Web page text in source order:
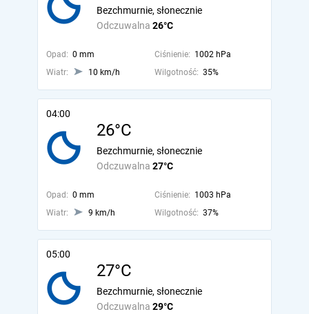
Odczuwalna 26°C
Bezchmurnie, słonecznie
Opad: 0 mm Ciśnienie: 1002 hPa
Wiatr:
10 km/h Wilgotność: 35%
04:00
26°C
Odczuwalna 27°C
Bezchmurnie, słonecznie
Opad: 0 mm Ciśnienie: 1003 hPa
Wiatr:
9 km/h Wilgotność: 37%
05:00
27°C
Odczuwalna 29°C
Bezchmurnie, słonecznie